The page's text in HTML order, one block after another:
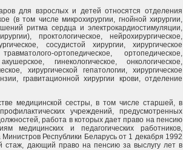
для взрослых и детей относятся отделения
(в том числе микрохирургии, гнойной хирургии,
ритма сердца и электрокардиостимуляции,
проктологическое, нейрохирургическое,
сосудистой хирургии, хирургическое
ортопедическое, ортопедическое,
гинекологическое, онкологическое,
хирургической гепатологии, хирургическое
гравитационной хирургии крови, отделение
медицинской сестры, в том числе старшей, в
учреждений, предусмотренных
работа в которых дает право на пенсию
медицинских и педагогических работников,
Республики Беларусь от 1 декабря 1992
стаж, дающий право на пенсию за выслугу лет в